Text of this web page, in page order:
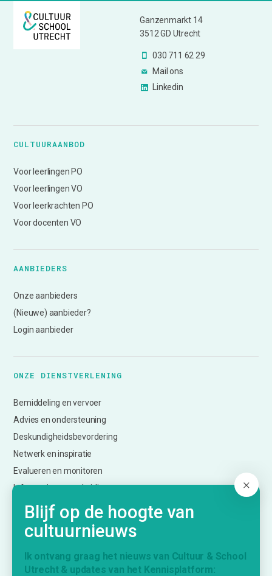
Ganzenmarkt 14
3512 GD Utrecht
030 711 62 29
Mail ons
Linkedin
CULTUURAANBOD
Voor leerlingen PO
Voor leerlingen VO
Voor leerkrachten PO
Voor docenten VO
AANBIEDERS
Onze aanbieders
(Nieuwe) aanbieder?
Login aanbieder
ONZE DIENSTVERLENING
Bemiddeling en vervoer
Advies en ondersteuning
Deskundigheidsbevordering
Netwerk en inspiratie
Evalueren en monitoren
Informatie over subsidies
Creatief Vermogen Utrecht (CmK)
KENNISPLATFORM
Blijf op de hoogte van
cultuurnieuws
Ik ontvang graag het nieuws van Cultuur & School
Utrecht & updates van het Kennisplatform: